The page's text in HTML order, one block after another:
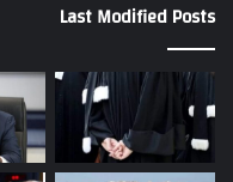
Last Modified Posts